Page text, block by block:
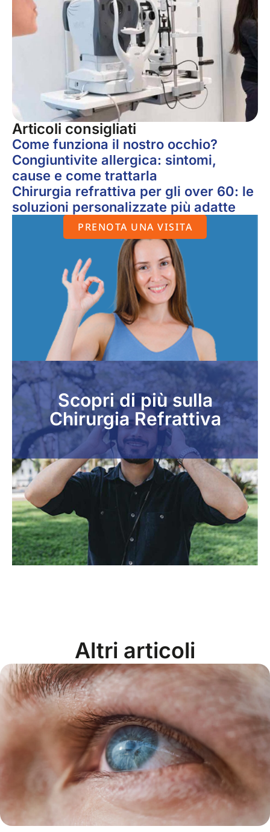
Articoli consigliati
Come funziona il nostro occhio?
Congiuntivite allergica: sintomi,
cause e come trattarla
Chirurgia refrattiva per gli over 60: le
soluzioni personalizzate più adatte
PRENOTA UNA VISITA
Scopri di più sulla
Chirurgia Refrattiva
Altri articoli